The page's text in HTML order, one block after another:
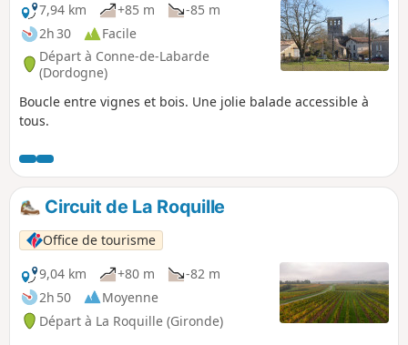
7,94 km
+85 m
-85 m
2h 30
Facile
Départ à Conne-de-Labarde
(Dordogne)
Boucle entre vignes et bois. Une jolie balade accessible à
tous.
Circuit de La Roquille
Office de tourisme
9,04 km
+80 m
-82 m
2h 50
Moyenne
Départ à La Roquille (Gironde)